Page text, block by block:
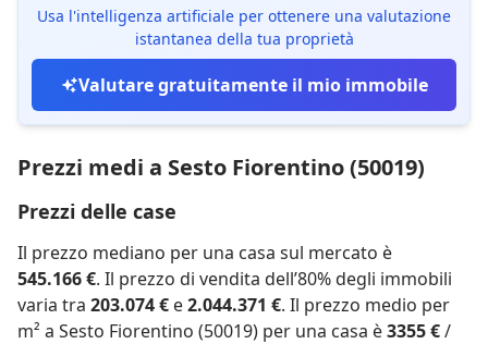
Usa l'intelligenza artificiale per ottenere una valutazione
istantanea della tua proprietà
Valutare gratuitamente il mio immobile
Prezzi medi a Sesto Fiorentino (50019)
Prezzi delle case
Il prezzo mediano per una casa sul mercato è
545.166 €. Il prezzo di vendita dell’80% degli immobili
varia tra 203.074 € e2.044.371 €. Il prezzo medio per
m² a Sesto Fiorentino (50019) per una casa è3355 €/